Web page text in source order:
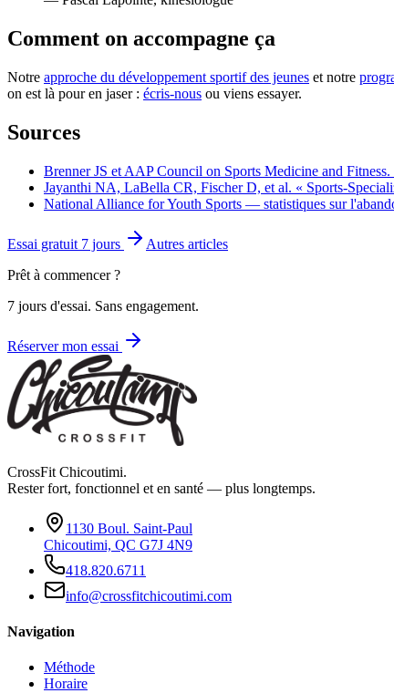
Comment on accompagne ça
Notre approche du développement sportif des jeunes et notre
on est là pour en jaser : écris-nous ou viens essayer.
Sources
Brenner JS et AAP Council on Sports Medicine and
Jayanthi NA, LaBella CR, Fischer D, et al. « Sports-
National Alliance for Youth Sports — statistiques sur
Essai gratuit 7 jours
Autres articles
Prêt à commencer ?
7 jours d'essai. Sans engagement.
Réserver mon essai
CrossFit Chicoutimi.
Rester fort, fonctionnel et en santé — plus longtemps.
1130 Boul. Saint-Paul
Chicoutimi, QC G7J 4N9
418.820.6711
info@crossfitchicoutimi.com
Navigation
Méthode
Horaire